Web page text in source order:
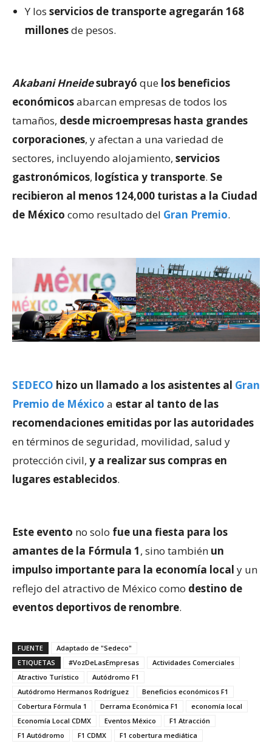
Y los servicios de transporte agregarán 168
millonesde pesos.
Akabani Hneidesubrayó que los beneficios
económicosabarcan empresas de todos los
tamaños, desde microempresas hasta grandes
corporaciones, y afectan a una variedad de
sectores, incluyendo alojamiento, servicios
gastronómicos, logística y transporte. Se
recibieron al menos 124,000 turistas a la Ciudad
de México como resultado del Gran Premio.
SEDECO hizo un llamado a los asistentes al Gran
Premio de México a estar al tanto de las
recomendaciones emitidas por las autoridades
en términos de seguridad, movilidad, salud y
protección civil, y a realizar sus compras en
lugares establecidos.
Este evento no solo fue una fiesta para los
amantes de la Fórmula 1, sino también un
impulso importante para la economía local y un
reflejo del atractivo de México como destino de
eventos deportivos de renombre.
FUENTE
Adaptado de "Sedeco"
ETIQUETAS
#VozDeLasEmpresas
Actividades Comerciales
Atractivo Turístico
Autódromo F1
Autódromo Hermanos Rodríguez
Beneficios económicos F1
Cobertura Fórmula 1
Derrama Económica F1
economía local
Economía Local CDMX
Eventos México
F1 Atracción
F1 Autódromo
F1 CDMX F1 cobertura mediática